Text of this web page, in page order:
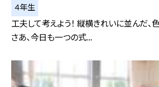
４年生
工夫して考えよう！ 縦横きれいに並んだ、
さあ、今日も一つの式...